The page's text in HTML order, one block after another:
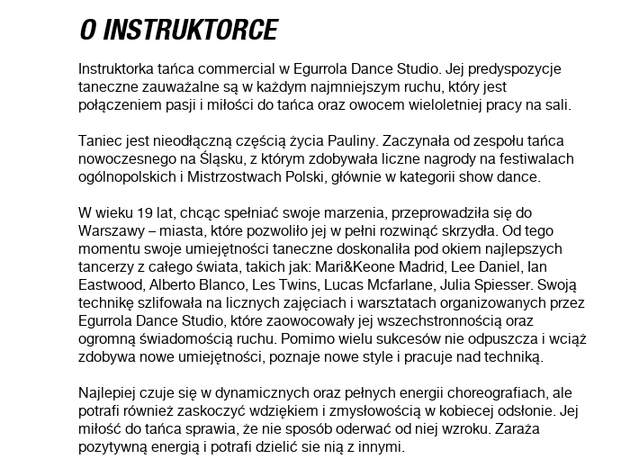
O INSTRUKTORCE
Instruktorka tańca commercial w Egurrola Dance Studio. Jej predyspozycje
taneczne zauważalne są w każdym najmniejszym ruchu, który jest
połączeniem pasji i miłości do tańca oraz owocem wieloletniej pracy na sali.
Taniec jest nieodłączną częścią życia Pauliny. Zaczynała od zespołu tańca
nowoczesnego na Śląsku, z którym zdobywała liczne nagrody na festiwalach
ogólnopolskich i Mistrzostwach Polski, głównie w kategorii show dance.
W wieku 19 lat, chcąc spełniać swoje marzenia, przeprowadziła się do
Warszawy – miasta, które pozwoliło jej w pełni rozwinąć skrzydła. Od tego
momentu swoje umiejętności taneczne doskonaliła pod okiem najlepszych
tancerzy z całego świata, takich jak: Mari&Keone Madrid, Lee Daniel, Ian
Eastwood, Alberto Blanco, Les Twins, Lucas Mcfarlane, Julia Spiesser. Swoją
technikę szlifowała na licznych zajęciach i warsztatach organizowanych przez
Egurrola Dance Studio, które zaowocowały jej wszechstronnością oraz
ogromną świadomością ruchu. Pomimo wielu sukcesów nie odpuszcza i wciąż
zdobywa nowe umiejętności, poznaje nowe style i pracuje nad techniką.
Najlepiej czuje się w dynamicznych oraz pełnych energii choreografiach, ale
potrafi również zaskoczyć wdziękiem i zmysłowością w kobiecej odsłonie. Jej
miłość do tańca sprawia, że nie sposób oderwać od niej wzroku. Zaraża
pozytywną energią i potrafi dzielić sie nią z innymi.